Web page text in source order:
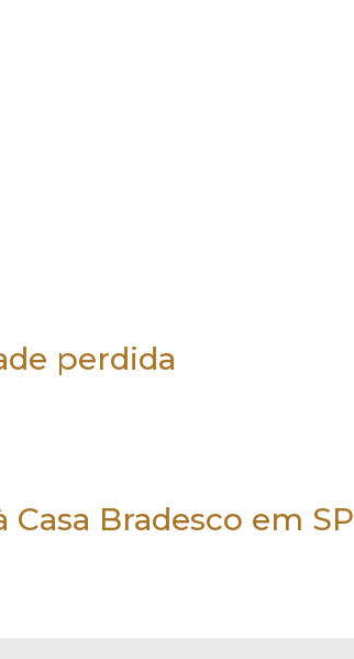
perdida
Bradesco em SP